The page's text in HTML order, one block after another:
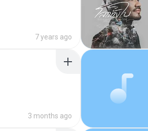
7 years ago
3 months ago